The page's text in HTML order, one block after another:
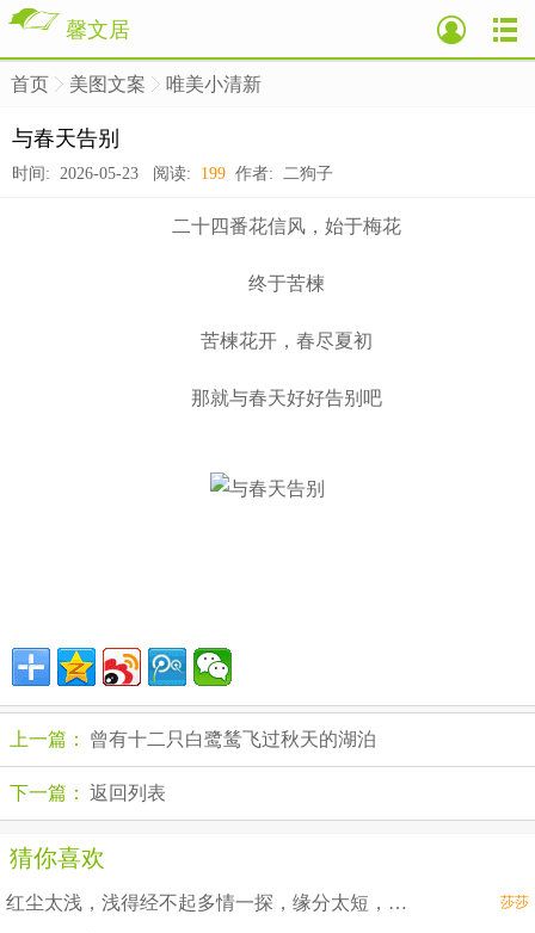
馨文居
首页 美图文案 唯美小清新
与春天告别
时间: 2026-05-23 阅读: 199 作者: 二狗子
二十四番花信风，始于梅花
终于苦楝
苦楝花开，春尽夏初
那就与春天好好告别吧
上一篇： 曾有十二只白鹭鸶飞过秋天的湖泊
下一篇： 返回列表
猜你喜欢
红尘太浅，浅得经不起多情一探，缘分太短，短得够不着思念。低眉前世断，抬眼另重天 莎莎